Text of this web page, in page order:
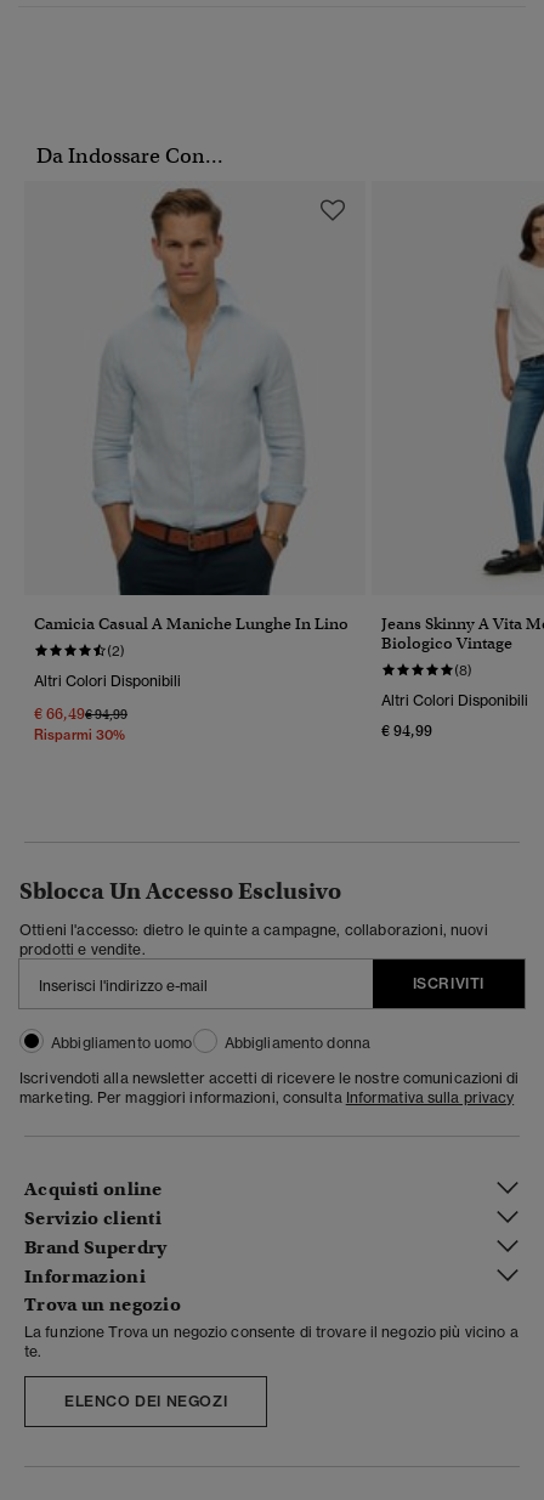
Da Indossare Con...
Camicia Casual A Maniche Lunghe In Lino
(2)
Altri Colori Disponibili
€ 66,49Prezzo Ridotto Da
€ 94,99A
Risparmi 30%
Jeans Skinny A Vita
Biologico Vintage
(8)
Altri Colori Disponibili
€ 94,99
Sblocca Un Accesso Esclusivo
Ottieni l'accesso: dietro le quinte a campagne, collaborazioni, nuovi
prodotti e vendite.
ISCRIVITI
Abbigliamento uomo
Abbigliamento donna
Iscrivendoti alla newsletter accetti di ricevere le nostre comunicazioni di
marketing. Per maggiori informazioni, consulta Informativa sulla privacy
Acquisti online
Servizio clienti
Brand Superdry
Informazioni
Trova un negozio
La funzione Trova un negozio consente di trovare il negozio più vicino a
te.
ELENCO DEI NEGOZI